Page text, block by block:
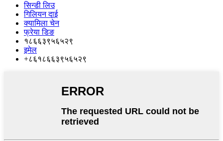
सिन्डी लिउ
गिलियन दाई
क्यामिला चेन
फ्रेया डिङ
१८६६३९५६५२९
इमेल
+८६१८६६३९५६५२९